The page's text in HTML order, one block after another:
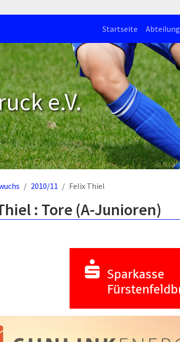
Startseite Abteilung
e.V.
2010/11 Felix Thiel
: Tore (A-Junioren)